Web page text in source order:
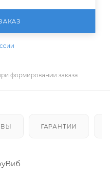
формировании заказа.
ГАРАНТИИ